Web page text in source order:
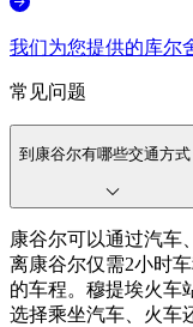
我们为您提供的库尔
常见问题
到康谷尔有哪些交通方式
康谷尔可以通过汽车
离康谷尔仅需2小时
的车程。穆提埃火车
选择乘坐汽车、火车